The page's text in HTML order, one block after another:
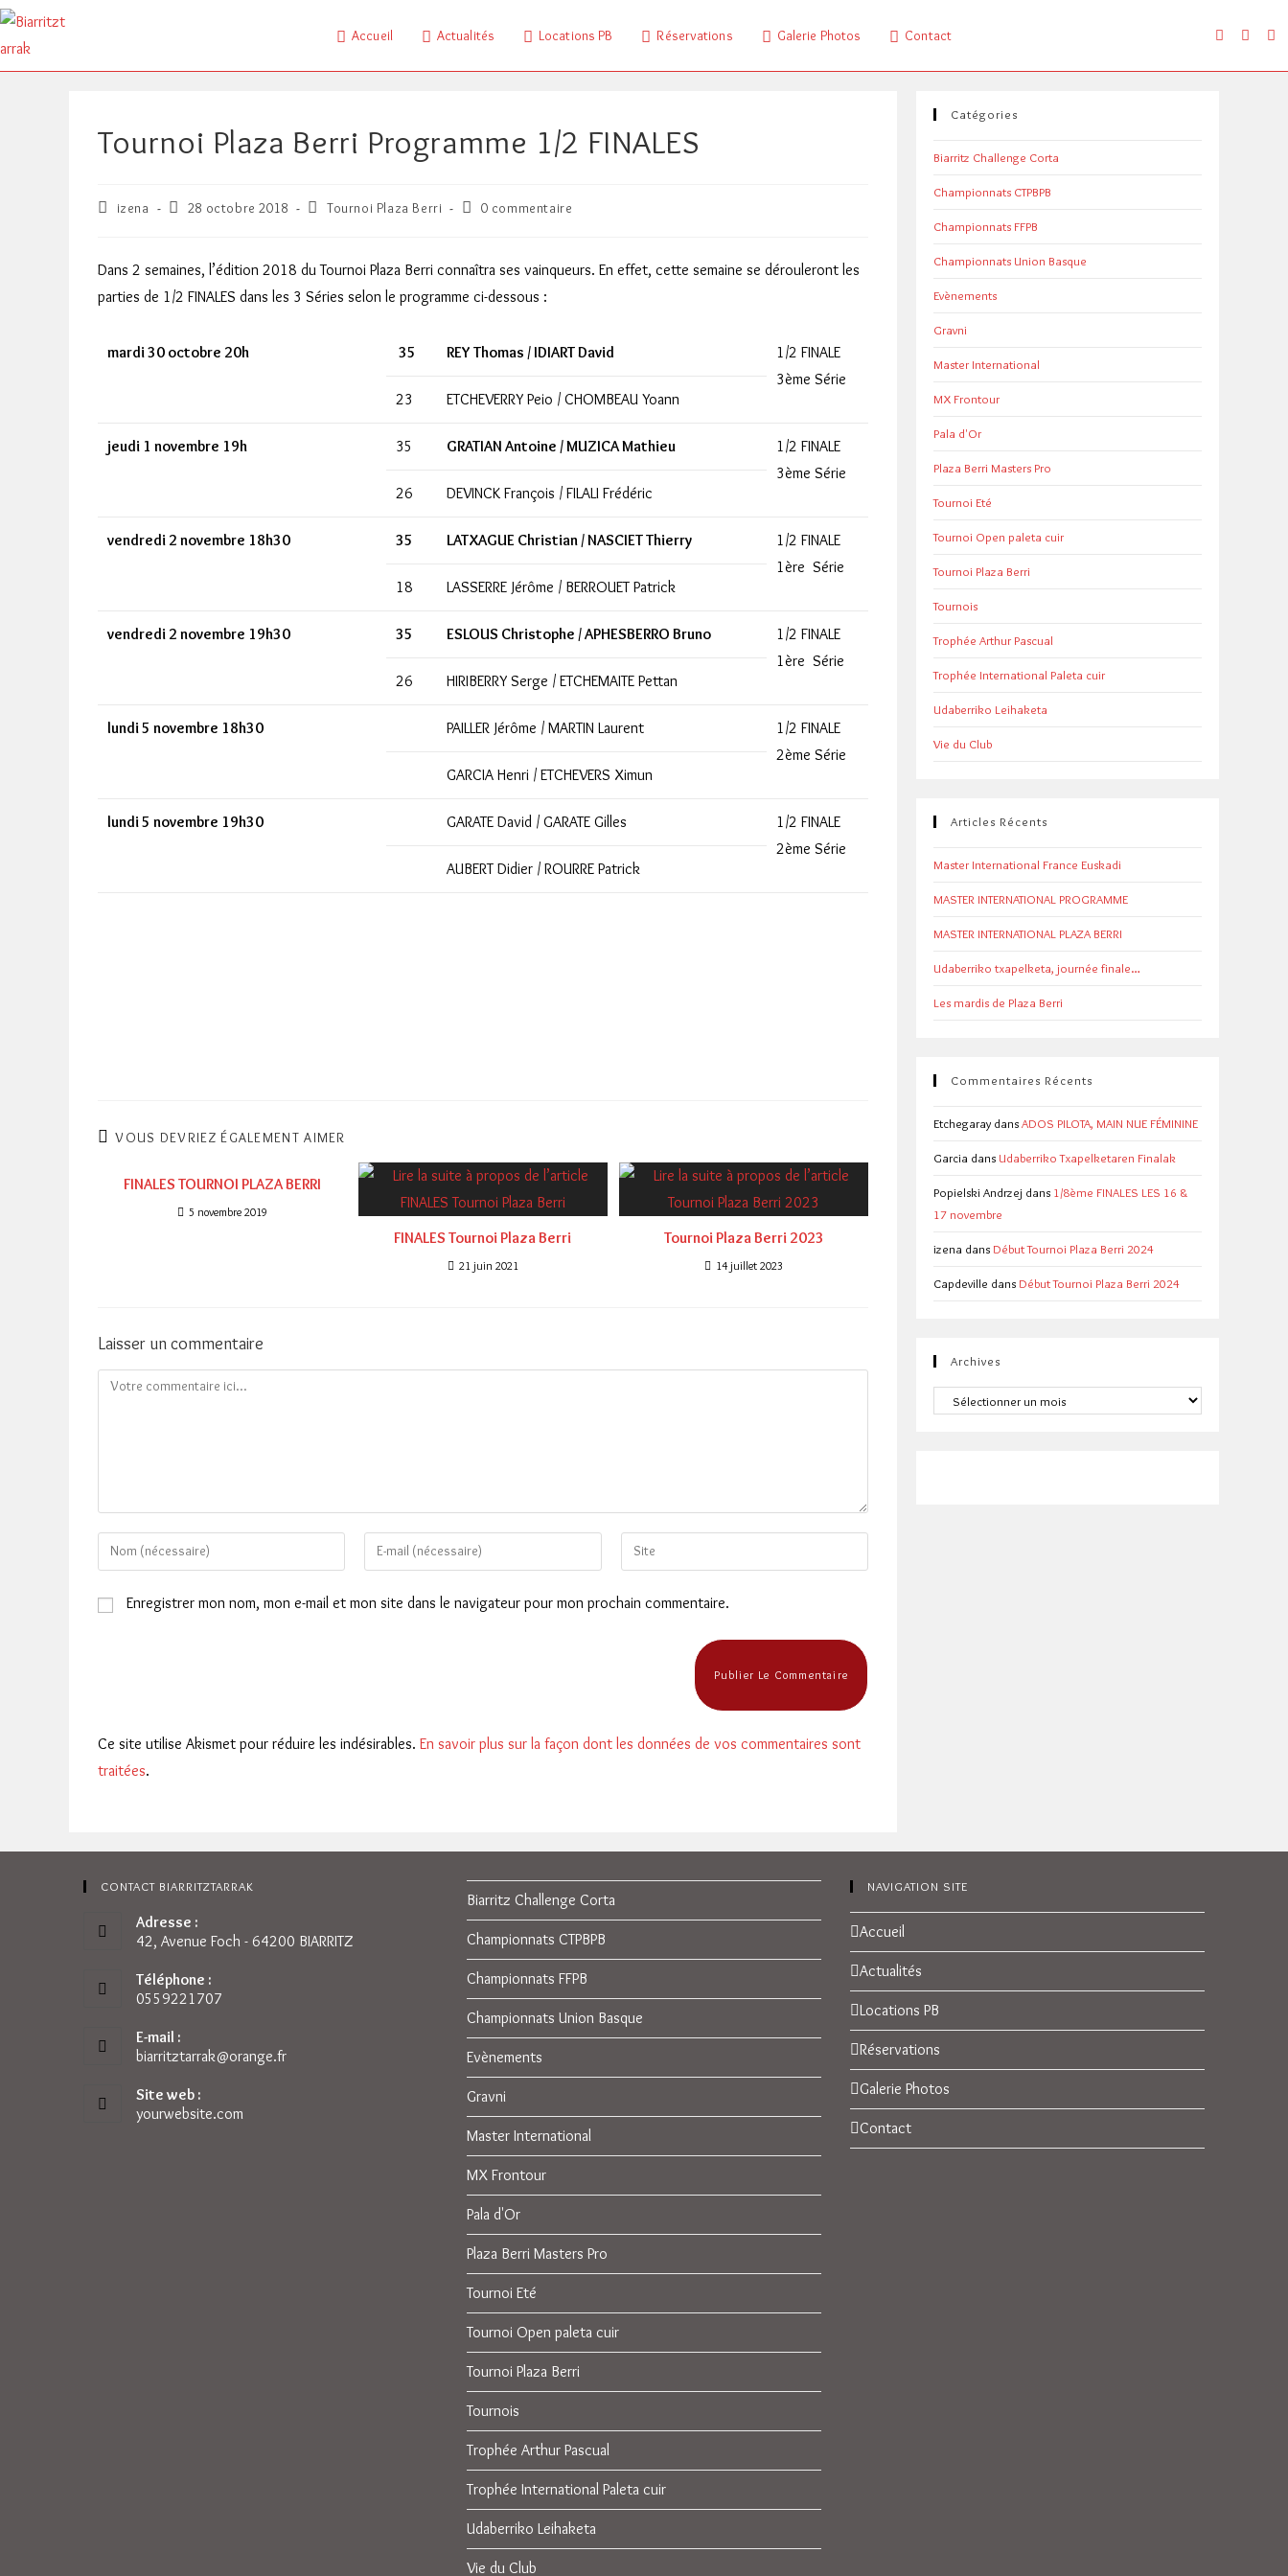
Skip
content
Accueil Actualités Locations PB Réservations Galerie Photos Contact
Tournoi Plaza Berri Programme 1/2 FINALES
Auteur/autrice
publication :
izena
Publication
28 octobre 2018
PostTournoi Plaza Berri
Commentaires
publication :
0 commentaire
Dans 2 semaines, l’édition 2018 du Tournoi Plaza Berri connaîtra ses vainqueurs. En effet, cette semaine se dérouleront les
parties de 1/2 FINALES dans les 3 Séries selon le programme ci-dessous :
mardi 30 octobre 20h 35 REY Thomas / IDIART David
1/2 FINALE
3ème Série
23
ETCHEVERRY Peio / CHOMBEAU Yoann
jeudi 1 novembre 19h 35 GRATIAN Antoine / MUZICA Mathieu
1/2 FINALE
3ème Série
26
DEVINCK François / FILALI Frédéric
vendredi 2 novembre 18h30 35 LATXAGUE Christian / NASCIET Thierry
1/2 FINALE
1ère Série
18
LASSERRE Jérôme / BERROUET Patrick
vendredi 2 novembre 19h30 35 ESLOUS Christophe / APHESBERRO Bruno
1/2 FINALE
1ère Série
26
HIRIBERRY Serge / ETCHEMAITE Pettan
lundi 5 novembre 18h30 PAILLER Jérôme / MARTIN Laurent
1/2 FINALE
2ème Série
GARCIA Henri / ETCHEVERS Ximun
lundi 5 novembre 19h30 GARATE David / GARATE Gilles
1/2 FINALE
2ème Série
AUBERT Didier / ROURRE Patrick
VOUS DEVRIEZ ÉGALEMENT AIMER
FINALES TOURNOI PLAZA BERRI
5 novembre 2019
FINALES Tournoi Plaza Berri
21 juin 2021
Tournoi Plaza Berri 2023
14 juillet 2023
Laisser un commentaire
Comment
Enter
your
or
Enter
your
Saisir
l’URL
Enregistrer mon nom, mon e-mail et mon site dans le navigateur pour mon prochain commentaire.
Ce site utilise Akismet pour réduire les indésirables. En savoir plus sur la façon dont les données de vos commentaires sont
traitées.
Catégories
Biarritz Challenge Corta
Championnats CTPBPB
Championnats FFPB
Championnats Union Basque
Evènements
Gravni
Master International
MX Frontour
Pala d'Or
Plaza Berri Masters Pro
Tournoi Eté
Tournoi Open paleta cuir
Tournoi Plaza Berri
Tournois
Trophée Arthur Pascual
Trophée International Paleta cuir
Udaberriko Leihaketa
Vie du Club
Articles Récents
Master International France Euskadi
MASTER INTERNATIONAL PROGRAMME
MASTER INTERNATIONAL PLAZA BERRI
Udaberriko txapelketa, journée finale…
Les mardis de Plaza Berri
Commentaires Récents
Etchegaray dansADOS PILOTA, MAIN NUE FÉMININE
Garcia dans Udaberriko Txapelketaren Finalak
Popielski Andrzej dans 1/8ème FINALES LES 16 &
17 novembre
izena dans Début Tournoi Plaza Berri 2024
Capdeville dans Début Tournoi Plaza Berri 2024
Archives
Archives
CONTACT BIARRITZTARRAK
Adresse :
42, Avenue Foch - 64200 BIARRITZ
Téléphone :
0559221707
E-mail :
biarritztarrak@orange.frS’ouvre
Site web :
yourwebsite.com
Biarritz Challenge Corta
Championnats CTPBPB
Championnats FFPB
Championnats Union Basque
Evènements
Gravni
Master International
MX Frontour
Pala d'Or
Plaza Berri Masters Pro
Tournoi Eté
Tournoi Open paleta cuir
Tournoi Plaza Berri
Tournois
Trophée Arthur Pascual
Trophée International Paleta cuir
Udaberriko Leihaketa
Vie du Club
NAVIGATION SITE
Accueil
Actualités
Locations PB
Réservations
Galerie Photos
Contact